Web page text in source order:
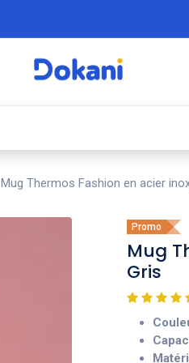
Mug Thermos Fashion en acier
Promo
Mug
Gris